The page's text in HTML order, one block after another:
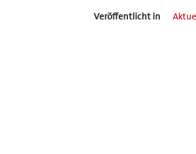
Veröffentlicht in